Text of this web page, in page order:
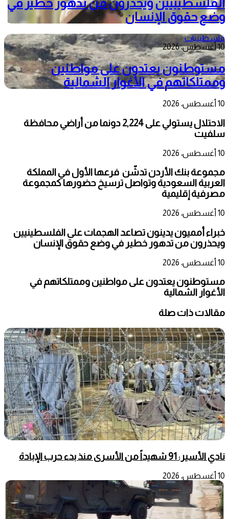
الفلسطينيين ويحذرون من تدهور خطير في
وضع حقوق الإنسان
فلسطينيات
10 أغسطس، 2026
مستوطنون يعتدون على مواطنين
وممتلكاتهم في الأغوار الشمالية
10 أغسطس، 2026
الاحتلال يستولي على 2,224 دونما من أراضي محافظة
سلفيت
10 أغسطس، 2026
مجموعة بنك الأردن تدشّن فرعها الأول في المملكة
العربية السعودية وتواصل ترسيخ حضورها كمجموعة
مصرفية إقليمية
10 أغسطس، 2026
خبراء أمميون يدينون تصاعد الهجمات على الفلسطينيين
ويحذرون من تدهور خطير في وضع حقوق الإنسان
10 أغسطس، 2026
مستوطنون يعتدون على مواطنين وممتلكاتهم في
الأغوار الشمالية
مقالات ذات صلة
نادي الأسير: 91 شهيداً من الأسرى منذ بدء حرب الإبادة
10 أغسطس، 2026